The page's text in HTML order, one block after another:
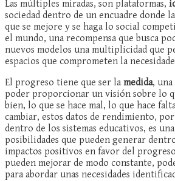
Las múltiples miradas, son plataformas,
sociedad dentro de un encuadre donde
que se mejore y se haga lo social
el mundo, una recompensa que busca
nuevos modelos una multiplicidad que
espacios que comprometen la
El progreso tiene que ser la medida, una
poder proporcionar un visión sobre lo
bien, lo que se hace mal, lo que hace
cambiar, estos datos de rendimiento,
dentro de los sistemas educativos, es
posibilidades que pueden generar
impactos positivos en favor del
pueden mejorar de modo constante,
para abordar unas necesidades